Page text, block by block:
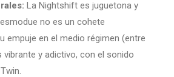
La Nightshift es juguetona y
no es un cohete
empuje en el medio régimen (entre
vibrante y adictivo, con el sonido